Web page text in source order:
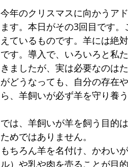
今年のクリスマスに向かうア
ます。本日がその3回目です
えているものです。羊には絶
です。導入で、いろいろと私
きましたが、実は必要なのは
がどうなっても、自分の存在
ら、羊飼いが必ず羊を守り養
では、羊飼いが羊を飼う目的
ためではありません。
もちろん羊を名付け、かわい
ル）や乳や肉を売ることが目